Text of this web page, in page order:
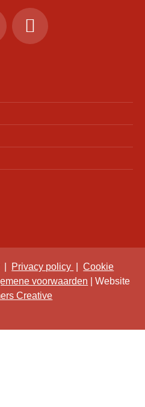
Privacy policy |Cookie
voorwaarden | Website
Creative